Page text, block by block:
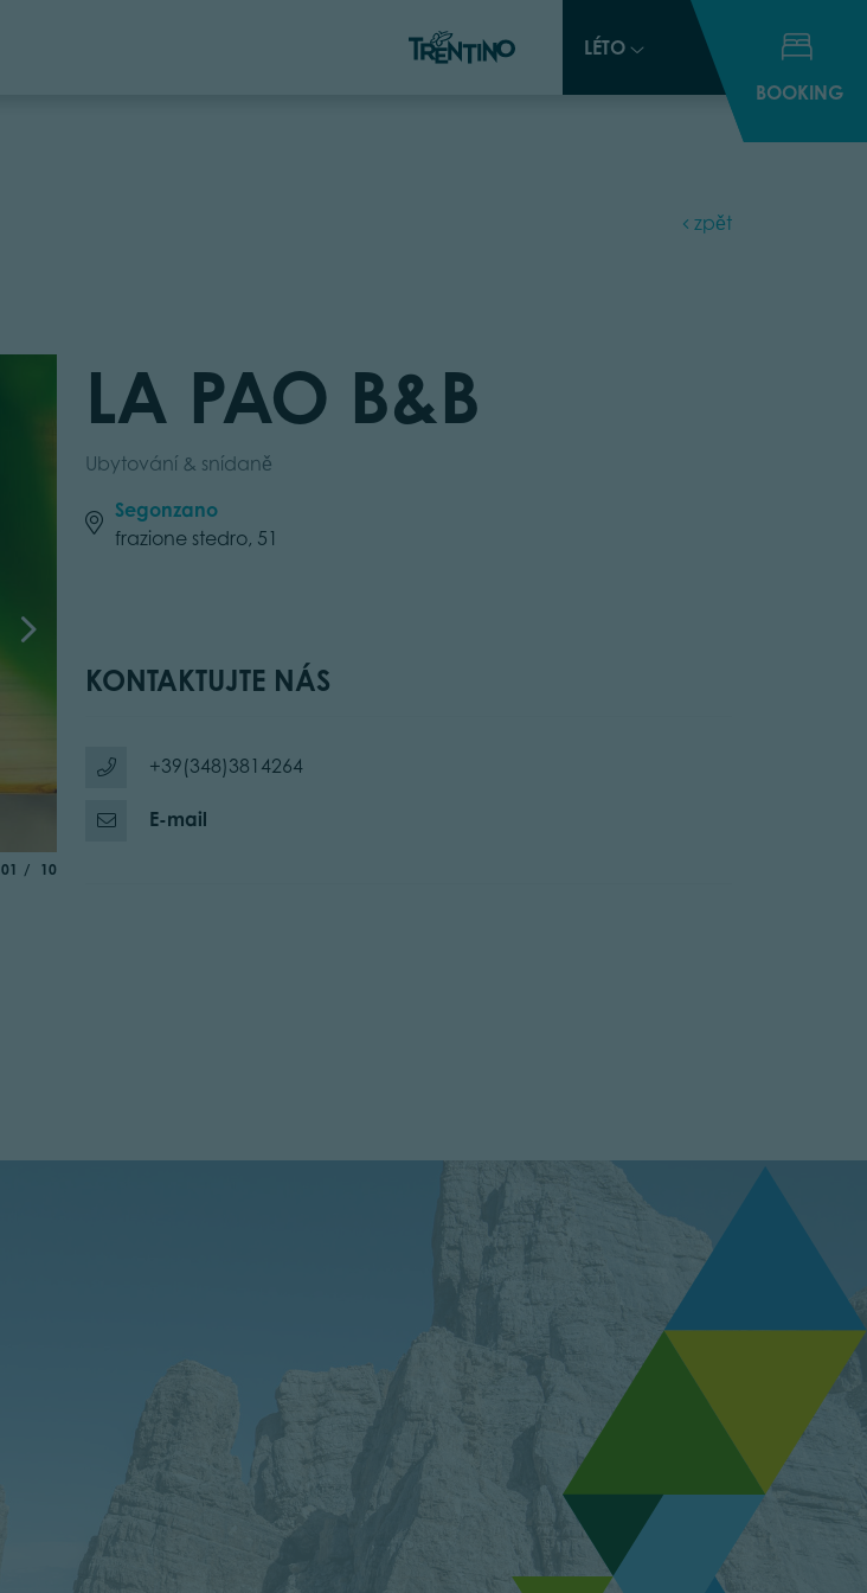
LÉTO
BOOKING
LÉTO
BOOKING
zpět
aria.slide_indicator.prefix
01 of
10
LA PAO B&B
Ubytování & snídaně
Segonzano
frazione stedro, 51
KONTAKTUJTE NÁS
+39(348)3814264
E-mail